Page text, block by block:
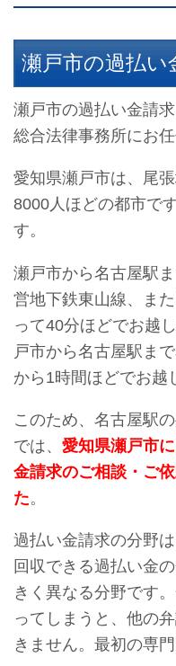
瀬戸市の過払い
瀬戸市の過払い金請
総合法律事務所にお任
愛知県瀬戸市は、尾
8000人ほどの都市で
す。
瀬戸市から名古屋駅
営地下鉄東山線、ま
って40分ほどでお越
戸市から名古屋駅ま
から1時間ほどでお越
このため、名古屋駅
では、 愛知県瀬戸市
金請求のご相談・ご
た。
過払い金請求の分野
回収できる過払い金
きく異なる分野です
ってしまうと、他の
きません。最初の専